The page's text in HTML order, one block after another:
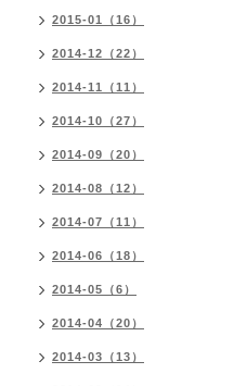
2015-01（16）
2014-12（22）
2014-11（11）
2014-10（27）
2014-09（20）
2014-08（12）
2014-07（11）
2014-06（18）
2014-05（6）
2014-04（20）
2014-03（13）